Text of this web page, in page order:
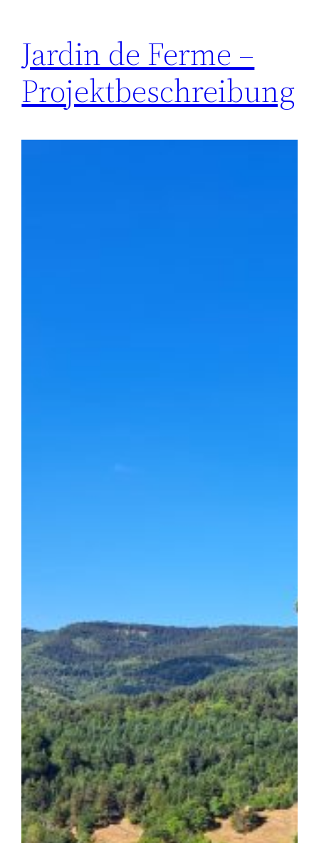
Jardin de Ferme –
Projektbeschreibung